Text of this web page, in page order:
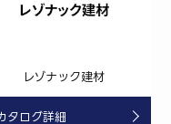
レゾナック建材
タログ詳細